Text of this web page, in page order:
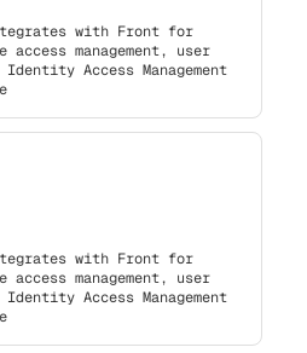
with Front for
access management, user
Access Management
with Front for
access management, user
Access Management